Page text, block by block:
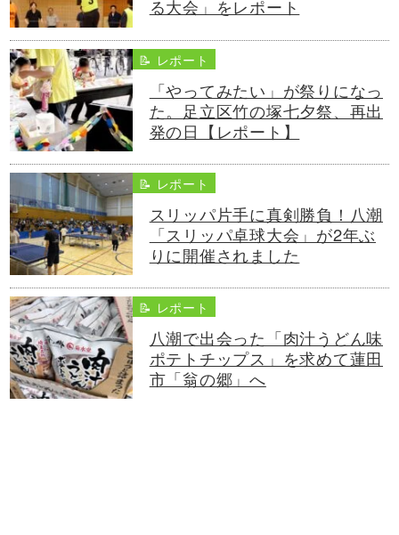
る大会」をレポート
📝 レポート
「やってみたい」が祭りになっ
た。足立区竹の塚七夕祭、再出
発の日【レポート】
📝 レポート
スリッパ片手に真剣勝負！八潮
「スリッパ卓球大会」が2年ぶ
りに開催されました
📝 レポート
八潮で出会った「肉汁うどん味
ポテトチップス」を求めて蓮田
市「翁の郷」へ